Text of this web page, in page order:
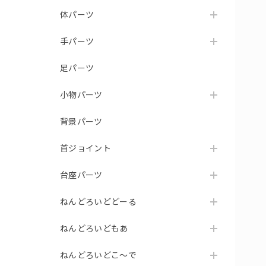
体パーツ
手パーツ
足パーツ
小物パーツ
背景パーツ
首ジョイント
台座パーツ
ねんどろいどどーる
ねんどろいどもあ
ねんどろいどこ～で